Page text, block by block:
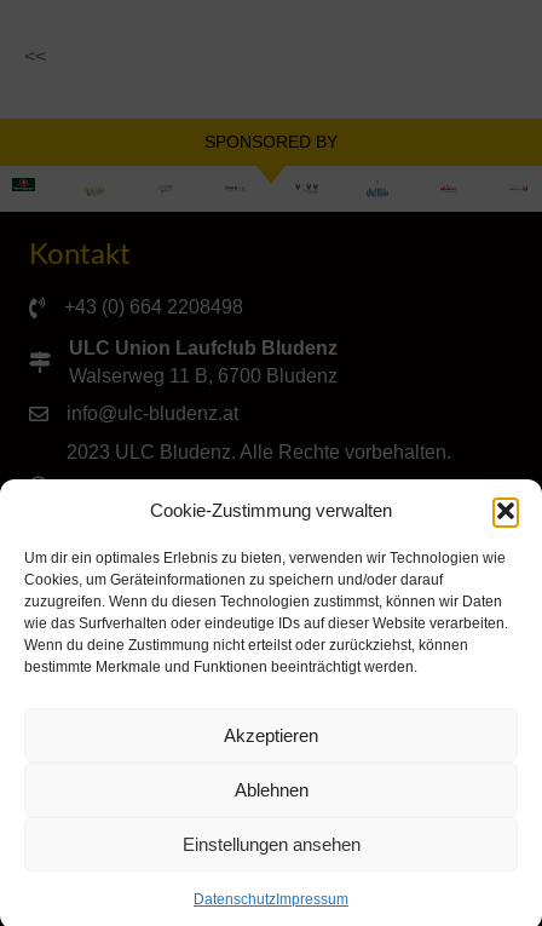
Cookie-Zustimmung verwalten
Um dir ein optimales Erlebnis zu bieten, verwenden wir Technologien wie
Cookies, um Geräteinformationen zu speichern und/oder darauf
zuzugreifen. Wenn du diesen Technologien zustimmst, können wir Daten
wie das Surfverhalten oder eindeutige IDs auf dieser Website verarbeiten.
Wenn du deine Zustimmung nicht erteilst oder zurückziehst, können
bestimmte Merkmale und Funktionen beeinträchtigt werden.
Akzeptieren
Ablehnen
Einstellungen ansehen
Datenschutz Impressum
<<
SPONSORED BY
Kontakt
+43 (0) 664 2208498
ULC Union Laufclub Bludenz
Walserweg 11 B, 6700 Bludenz
info@ulc-bludenz.at
2023 ULC Bludenz. Alle Rechte vorbehalten.
Folge dem ULC Bludenz
Klicke hier, um Marketing-Cookies zu